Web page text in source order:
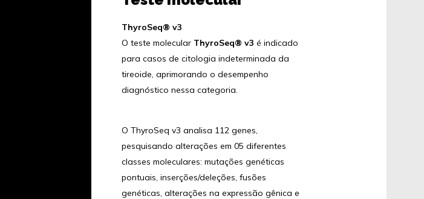
ThyroSeq® v3
O teste molecular ThyroSeq® v3 é indicado
para casos de citologia indeterminada da
tireoide, aprimorando o desempenho
diagnóstico nessa categoria.
O ThyroSeq v3 analisa 112 genes,
pesquisando alterações em 05 diferentes
classes moleculares: mutações genéticas
pontuais, inserções/deleções, fusões
genéticas, alterações na expressão gênica e